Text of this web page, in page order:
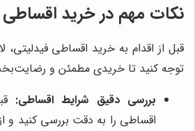
نکات مهم در خرید اقساطی
قبل از اقدام به خرید اقساطی
توجه کنید تا خریدی مطمئن و
بررسی دقیق شرایط اقساطی:
اقساطی را به دقت بررسی کنید و